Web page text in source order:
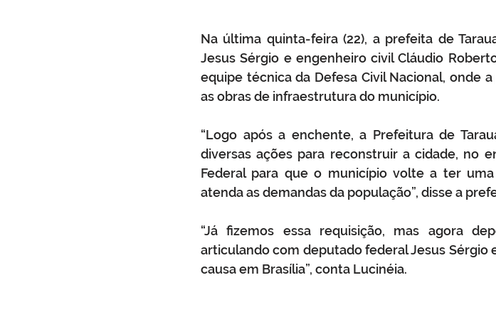
Na última quinta-feira (22), a prefeita de
Jesus Sérgio e engenheiro civil Cláudio
equipe técnica da Defesa Civil Nacional, onde
as obras de infraestrutura do município.
“Logo após a enchente, a Prefeitura de
diversas ações para reconstruir a cidade, no
Federal para que o município volte a ter
atenda as demandas da população”, disse a
“Já fizemos essa requisição, mas agora
articulando com deputado federal Jesus Sérgio
causa em Brasília”, conta Lucinéia.